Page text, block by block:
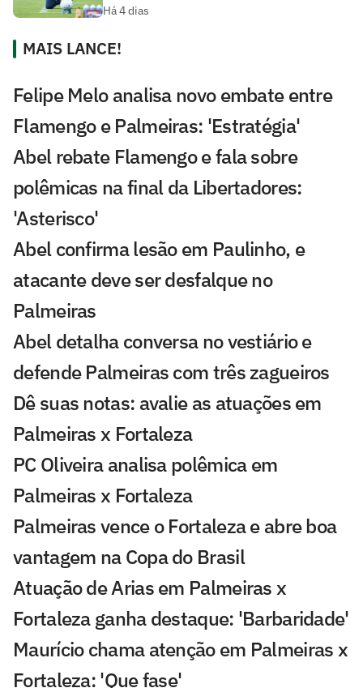
Há 4 dias
MAIS LANCE!
Felipe Melo analisa novo embate entre
Flamengo e Palmeiras: 'Estratégia'
Abel rebate Flamengo e fala sobre
polêmicas na final da Libertadores:
'Asterisco'
Abel confirma lesão em Paulinho, e
atacante deve ser desfalque no
Palmeiras
Abel detalha conversa no vestiário e
defende Palmeiras com três zagueiros
Dê suas notas: avalie as atuações em
Palmeiras x Fortaleza
PC Oliveira analisa polêmica em
Palmeiras x Fortaleza
Palmeiras vence o Fortaleza e abre boa
vantagem na Copa do Brasil
Atuação de Arias em Palmeiras x
Fortaleza ganha destaque: 'Barbaridade'
Maurício chama atenção em Palmeiras x
Fortaleza: 'Que fase'